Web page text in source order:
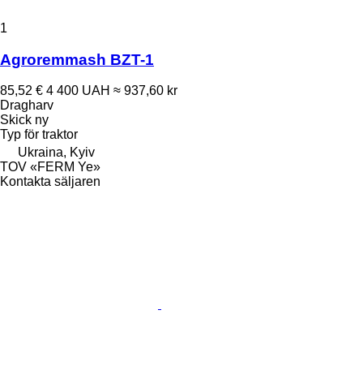
1
Agroremmash BZT-1
85,52 € 4 400 UAH ≈ 937,60 kr
Dragharv
Skick ny
Typ för traktor
Ukraina, Kyiv
TOV «FERM Ye»
Kontakta säljaren